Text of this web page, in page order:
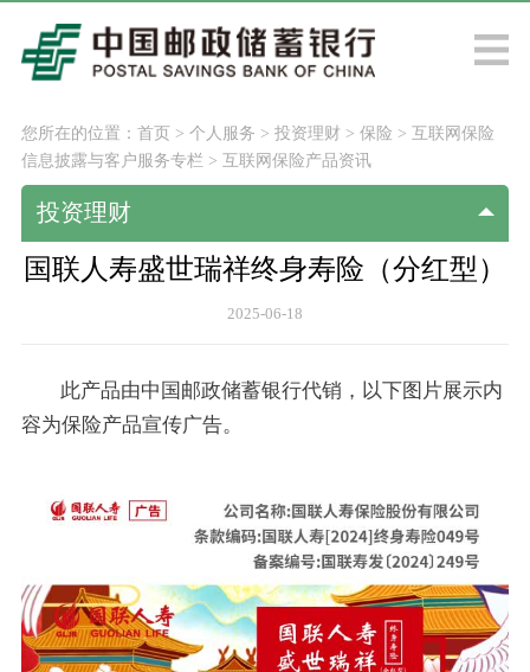
您所在的位置： 首页> 个人服务 > 投资理财 > 保险 > 互联网保险
信息披露与客户服务专栏 > 互联网保险产品资讯
投资理财
国联人寿盛世瑞祥终身寿险（分红型）
2025-06-18
此产品由中国邮政储蓄银行代销，以下图片展示内
容为保险产品宣传广告。